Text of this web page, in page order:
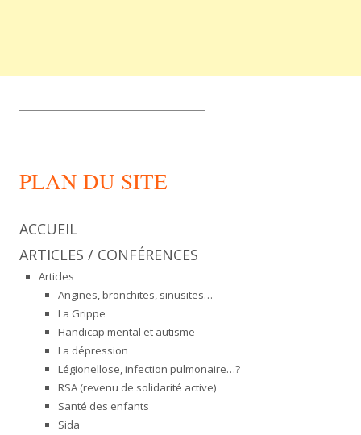
PLAN DU SITE
ACCUEIL
ARTICLES / CONFÉRENCES
Articles
Angines, bronchites, sinusites…
La Grippe
Handicap mental et autisme
La dépression
Légionellose, infection pulmonaire…?
RSA (revenu de solidarité active)
Santé des enfants
Sida